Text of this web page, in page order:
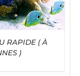
RAPIDE ( À
)